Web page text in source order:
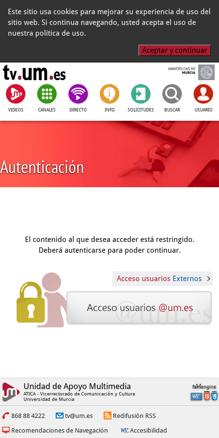
Este sitio usa cookies para mejorar su experiencia de uso del
sitio web. Si continua navegando, usted acepta el uso de
nuestra política de uso.
Aceptar y continuar
VIDEOS CANALES DIRECTO INFO SOLICITUDES BUSCAR USUARIO
Autenticación
El contenido al que desea acceder está restringido.
Deberá autenticarse para poder continuar.
Acceso usuarios Externos
Unidad de Apoyo Multimedia
ATICA - Vicerrectorado de Comunicación y Cultura
Universidad de Murcia
868 88 4222 tv@um.es
Redifusión RSS
Recomendaciones de Navegación
Accesibilidad